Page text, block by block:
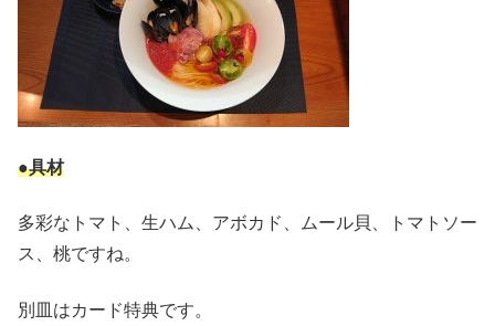
●具材
多彩なトマト、生ハム、アボカド、ムール貝、トマトソー
ス、桃ですね。
別皿はカード特典です。